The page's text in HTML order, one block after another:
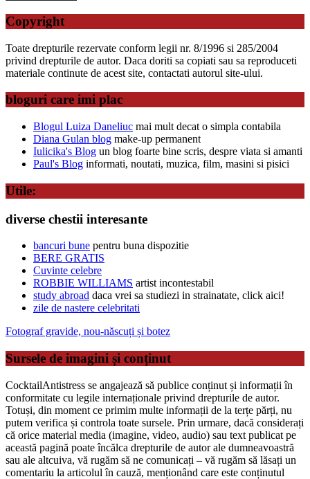
Copyright
Toate drepturile rezervate conform legii nr. 8/1996 si 285/2004
privind drepturile de autor. Daca doriti sa copiati sau sa reproduceti
materiale continute de acest site, contactati autorul site-ului.
bloguri care imi plac
Blogul Luiza Daneliuc mai mult decat o simpla contabila
Diana Gulan blog make-up permanent
Iulicika's Blog un blog foarte bine scris, despre viata si amanti
Paul's Blog informati, noutati, muzica, film, masini si pisici
Utile:
diverse chestii interesante
bancuri bune pentru buna dispozitie
BERE GRATIS
Cuvinte celebre
ROBBIE WILLIAMS artist incontestabil
study abroad daca vrei sa studiezi in strainatate, click aici!
zile de nastere celebritati
Fotograf gravide, nou-născuți și botez
Sursele de imagini și conținut
CocktailAntistress se angajează să publice conținut și informații în
conformitate cu legile internaționale privind drepturile de autor.
Totuși, din moment ce primim multe informații de la terțe părți, nu
putem verifica și controla toate sursele. Prin urmare, dacă considerați
că orice material media (imagine, video, audio) sau text publicat pe
această pagină poate încălca drepturile de autor ale dumneavoastră
sau ale altcuiva, vă rugăm să ne comunicați – vă rugăm să lăsați un
comentariu la articolul în cauză, menționând care este conținutul